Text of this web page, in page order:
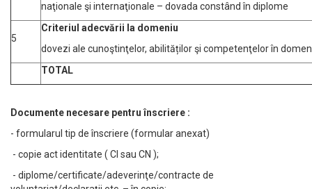
naţionale şi internaţionale – dovada constând în diplome
5
Criteriul adecvării la domeniu
dovezi ale cunoştinţelor, abilităților şi competenţelor în
TOTAL
Documente necesare pentru înscriere :
- formularul tip de înscriere (formular anexat)
- copie act identitate ( CI sau CN );
- diplome/certificate/adeverinţe/contracte de